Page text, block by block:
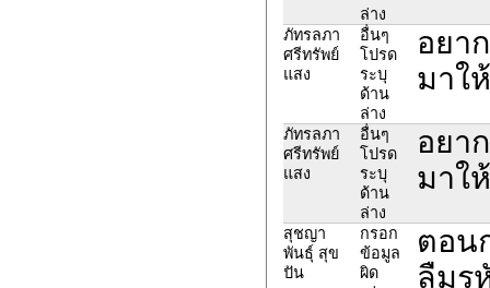
ล่าง
ภัทรลภา
ศรีทรัพย์
แสง
อื่นๆ
โปรด
ระบุ
ด้าน
ล่าง
อยา
มาใ
ภัทรลภา
ศรีทรัพย์
แสง
อื่นๆ
โปรด
ระบุ
ด้าน
ล่าง
อยา
มาใ
สุชญา
พันธุ์ สุข
ปัน
กรอก
ข้อมูล
ผิด
ตอน
ลืมร